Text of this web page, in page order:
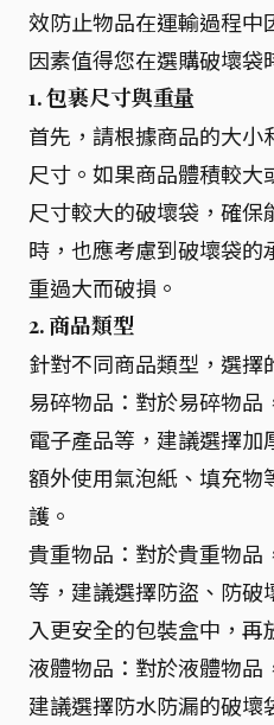
效防止物品在運輸過程中
因素值得您在選購破壞袋
1. 包裹尺寸與重量
首先，請根據商品的大
尺寸。如果商品體積較
尺寸較大的破壞袋，確
時，也應考慮到破壞袋
重過大而破損。
2. 商品類型
針對不同商品類型，選擇
易碎物品：對於易碎物品
電子產品等，建議選擇
額外使用氣泡紙、填充
護。
貴重物品：對於貴重物品
等，建議選擇防盜、防
入更安全的包裝盒中，再
液體物品：對於液體物品
建議選擇防水防漏的破壞